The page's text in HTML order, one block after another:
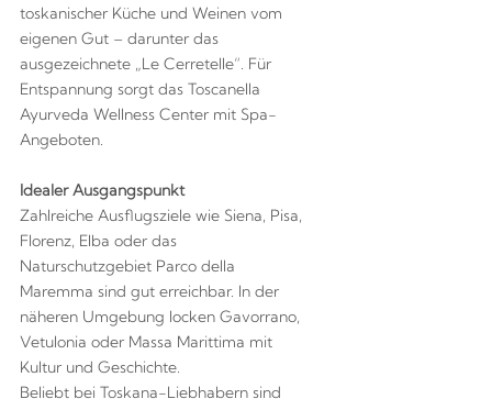
toskanischer Küche und Weinen vom
eigenen Gut – darunter das
ausgezeichnete „Le Cerretelle“. Für
Entspannung sorgt das Toscanella
Ayurveda Wellness Center mit Spa-
Angeboten.
Idealer Ausgangspunkt
Zahlreiche Ausflugsziele wie Siena, Pisa,
Florenz, Elba oder das
Naturschutzgebiet Parco della
Maremma sind gut erreichbar. In der
näheren Umgebung locken Gavorrano,
Vetulonia oder Massa Marittima mit
Kultur und Geschichte.
Beliebt bei Toskana-Liebhabern sind